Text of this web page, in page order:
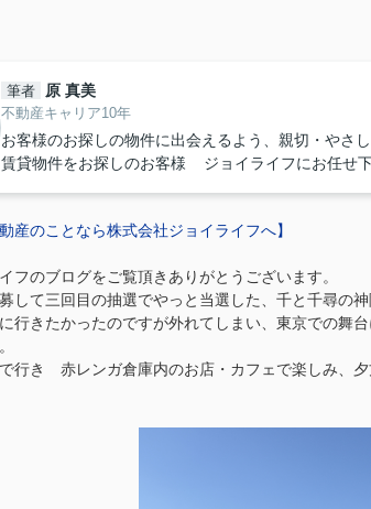
筆者 原 真美
不動産キャリア10年
お客様のお探しの物件に出会えるよう、親切・やさ
賃貸物件をお探しのお客様 ジョイライフにお任せ下
産のことなら株式会社ジョイライフへ】
フのブログをご覧頂きありがとうございます。
て三回目の抽選でやっと当選した、千と千尋の神
行きたかったのですが外れてしまい、東京での舞
行き 赤レンガ倉庫内のお店・カフェで楽しみ、